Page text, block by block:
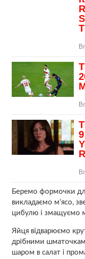
Беремо формочки
викладаємо м’ясо,
цибулю і змащуємо
Яйця відварюємо
дрібними
шаром в салат і